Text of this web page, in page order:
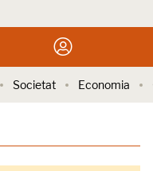
Societat Economia